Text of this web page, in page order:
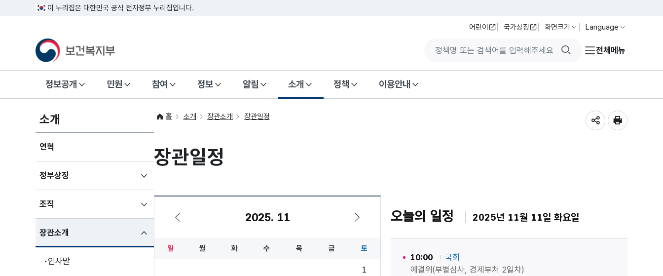
이 누리집은 대한민국 공식 전자정부 누리집입니다.
어린이 국가상징 화면크기 Language
검색버튼전체메뉴
정보공개 민원 참여 정보 알림 소개 정책 이용안내
소개
연혁
정부상징
펼치기
조직
펼치기
장관소개
펼친상태
인사말
홈 소개 장관소개 장관일정
장관일정
2025. 11
일 월 화 수 목 금 토
1
오늘의 일정 2025년 11월 11일 화요일
10:00
국회
예결위(부별심사, 경제부처 2일차)